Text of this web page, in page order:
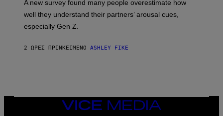
A new survey found many people overestimate how
well they understand their partners’ arousal cues,
especially Gen Z.
2 ΏΡΕΣ ΠΡΙΝ ΚΕΊΜΕΝΟ ASHLEY FIKE
VICE
MEDIA